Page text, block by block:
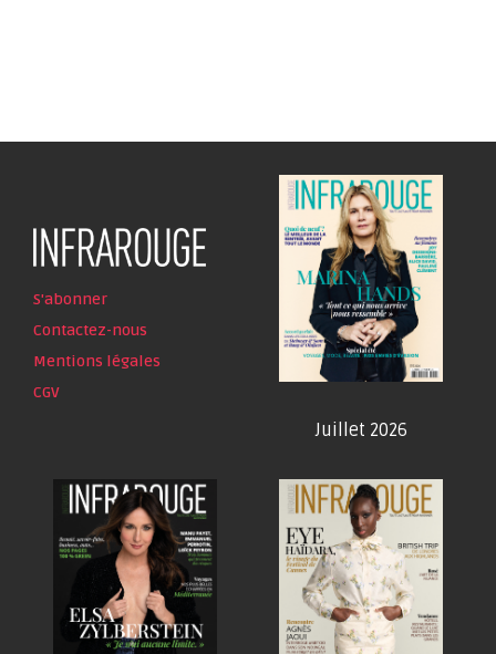
S'abonner
Contactez-nous
Mentions légales
CGV
Juillet 2026